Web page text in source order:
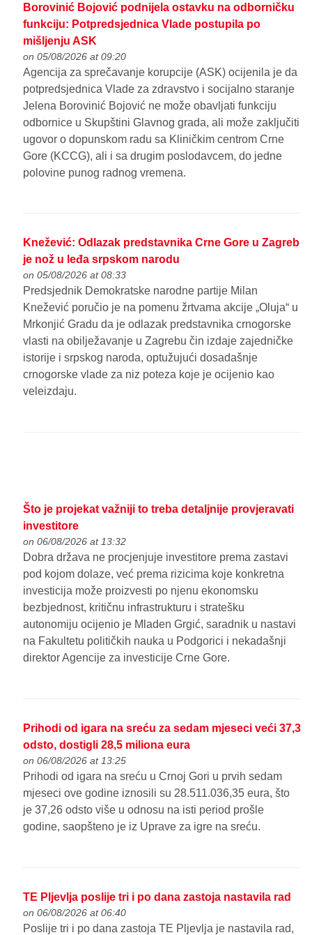
Borovinić Bojović podnijela ostavku na odborničku
funkciju: Potpredsjednica Vlade postupila po
mišljenju ASK
on 05/08/2026 at 09:20
Agencija za sprečavanje korupcije (ASK) ocijenila je da
potpredsjednica Vlade za zdravstvo i socijalno staranje
Jelena Borovinić Bojović ne može obavljati funkciju
odbornice u Skupštini Glavnog grada, ali može zaključiti
ugovor o dopunskom radu sa Kliničkim centrom Crne
Gore (KCCG), ali i sa drugim poslodavcem, do jedne
polovine punog radnog vremena.
Knežević: Odlazak predstavnika Crne Gore u Zagreb
je nož u leđa srpskom narodu
on 05/08/2026 at 08:33
Predsjednik Demokratske narodne partije Milan
Knežević poručio je na pomenu žrtvama akcije „Oluja“ u
Mrkonjić Gradu da je odlazak predstavnika crnogorske
vlasti na obilježavanje u Zagrebu čin izdaje zajedničke
istorije i srpskog naroda, optužujući dosadašnje
crnogorske vlade za niz poteza koje je ocijenio kao
veleizdaju.
Što je projekat važniji to treba detaljnije provjeravati
investitore
on 06/08/2026 at 13:32
Dobra država ne procjenjuje investitore prema zastavi
pod kojom dolaze, već prema rizicima koje konkretna
investicija može proizvesti po njenu ekonomsku
bezbjednost, kritičnu infrastrukturu i stratešku
autonomiju ocijenio je Mladen Grgić, saradnik u nastavi
na Fakultetu političkih nauka u Podgorici i nekadašnji
direktor Agencije za investicije Crne Gore.
Prihodi od igara na sreću za sedam mjeseci veći 37,3
odsto, dostigli 28,5 miliona eura
on 06/08/2026 at 13:25
Prihodi od igara na sreću u Crnoj Gori u prvih sedam
mjeseci ove godine iznosili su 28.511.036,35 eura, što
je 37,26 odsto više u odnosu na isti period prošle
godine, saopšteno je iz Uprave za igre na sreću.
TE Pljevlja poslije tri i po dana zastoja nastavila rad
on 06/08/2026 at 06:40
Poslije tri i po dana zastoja TE Pljevlja je nastavila rad,